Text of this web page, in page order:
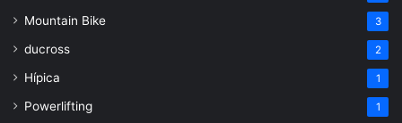
Mountain Bike 3
ducross 2
Hípica 1
Powerlifting 1